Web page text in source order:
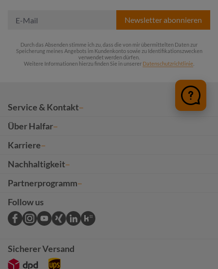
Newsletter abonnieren
Durch das Absenden stimme ich zu, dass die von mir übermittelten Daten zur
Speicherung meines Angebots im Kundenkonto sowie zu Identifikationszwecken
verwendet werden dürfen.
Weitere Informationen hierzu finden Sie in unserer Datenschutzrichtlinie
Service & Kontakt
Über Halfar
Karriere
Nachhaltigkeit
Partnerprogramm
Follow us
Sicherer Versand